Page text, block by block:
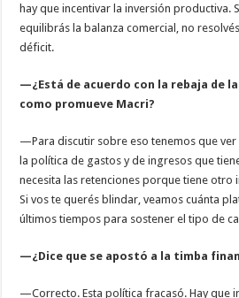
hay que incentivar la inversión productiva.
equilibrás la balanza comercial, no
déficit.
—¿Está de acuerdo con la rebaja de
como promueve Macri?
—Para discutir sobre eso tenemos que ver
la política de gastos y de ingresos que
necesita las retenciones porque tiene otro
Si vos te querés blindar, veamos cuánta
últimos tiempos para sostener el tipo de
—¿Dice que se apostó a la timba
—Correcto. Esta política fracasó. Hay que